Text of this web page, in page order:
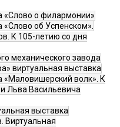
«Слово о филармонии»
«Слово об Успенском».
К 105-летию со дня
механического завода
виртуальная выставка
«Маловишерский волк». К
Льва Васильевича
выставка
Виртуальная